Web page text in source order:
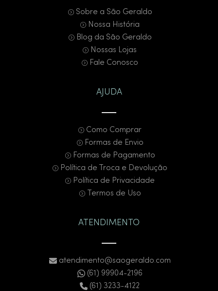
Sobre a São Geraldo
Nossa História
Blog da São Geraldo
Nossas Lojas
Fale Conosco
AJUDA
Como Comprar
Formas de Envio
Formas de Pagamento
Política de Troca e Devolução
Política de Privacidade
Termos de Uso
ATENDIMENTO
atendimento@saogeraldo.com
(61) 99904-2196
(61) 3233-4122